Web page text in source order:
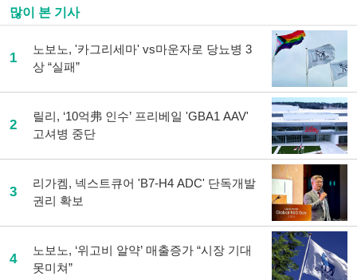
기
사
공
많이 본 기사
1
노보노, '카그리세마' vs마운자로 당뇨병 3
상 “실패”
2
릴리, ‘10억弗 인수’ 프리베일 'GBA1 AAV'
고셔병 중단
3
리가켐, 넥스트큐어 'B7-H4 ADC' 단독개발
권리 확보
4
노보노, ‘위고비 알약’ 매출증가 “시장 기대
못미쳐”